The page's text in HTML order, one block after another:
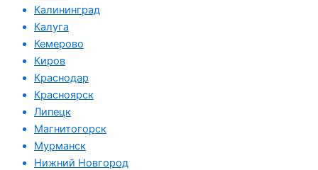
Калининград
Калуга
Кемерово
Киров
Краснодар
Красноярск
Липецк
Магнитогорск
Мурманск
Нижний Новгород